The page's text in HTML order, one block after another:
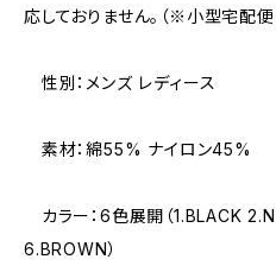
応しておりません。（※小型宅配便
性別：メンズ レディース
素材：綿55% ナイロン45%
カラー：6色展開（1.BLACK
6.BROWN）